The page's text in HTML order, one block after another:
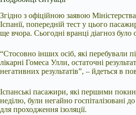
Згідно з офіційною заявою
Іспанії, попередній тест у цього
ще вчора. Сьогодні вранці діагноз було
“Стосовно інших осіб, які перебували
лікарні Гомеса Улли, остаточні
негативних результатів”, – йдеться в
Іспанські пасажири, які першими
неділю, були негайно госпіталізовані
для проходження ізоляції.